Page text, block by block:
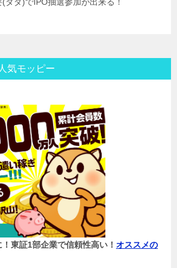
気モッピー
東証1部企業で信頼性高い！ オススメの